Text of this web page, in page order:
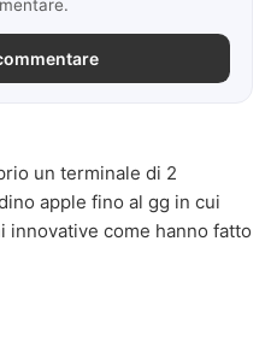
un terminale di 2
apple fino al gg in cui
come hanno fatto